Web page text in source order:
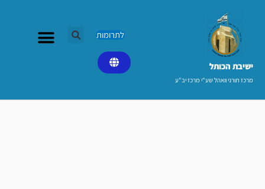
ישיבת הכותל​
מרכז תורני וואהל שע"י מרכז יב"ע
לתרומות